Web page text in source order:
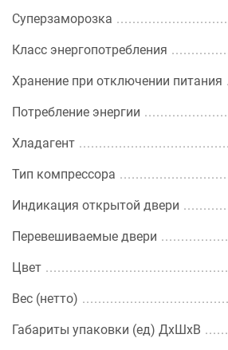
Суперзаморозка
Класс энергопотребления
Хранение при отключении питания
Потребление энергии
Хладагент
Тип компрессора
Индикация открытой двери
Перевешиваемые двери
Цвет
Вес (нетто)
Габариты упаковки (ед) ДхШхВ